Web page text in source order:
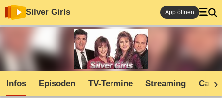
Silver Girls App öffnen
Infos Episoden TV-Termine Streaming Cast